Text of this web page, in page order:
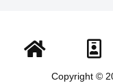
Copyright ©